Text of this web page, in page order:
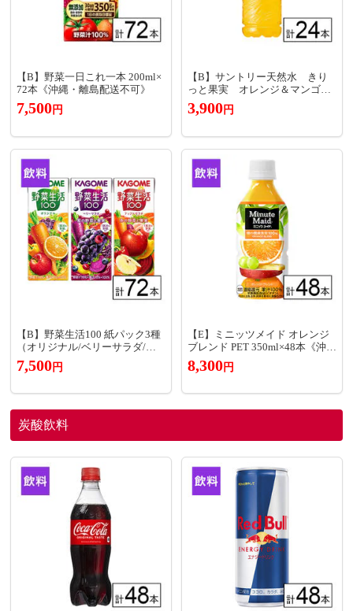
【B】野菜一日これ一本 200ml×
72本《沖縄・離島配送不可》
7,500円
【B】サントリー天然水 きり
っと果実 オレンジ＆マンゴー
600ml×24本《沖縄・離島配送不
可》
3,900円
【B】野菜生活100 紙パック3種
（オリジナル/ベリーサラダ/ア
ップルサラダ） 200ml×72本《沖
縄・離島配送不可》
7,500円
【E】ミニッツメイド オレンジ
ブレンド PET 350ml×48本《沖
縄・離島配送不可》
8,300円
炭酸飲料